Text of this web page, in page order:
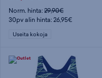
Norm. hinta:29,90€
30pv alin hinta: 26,95€
Useita kokoja